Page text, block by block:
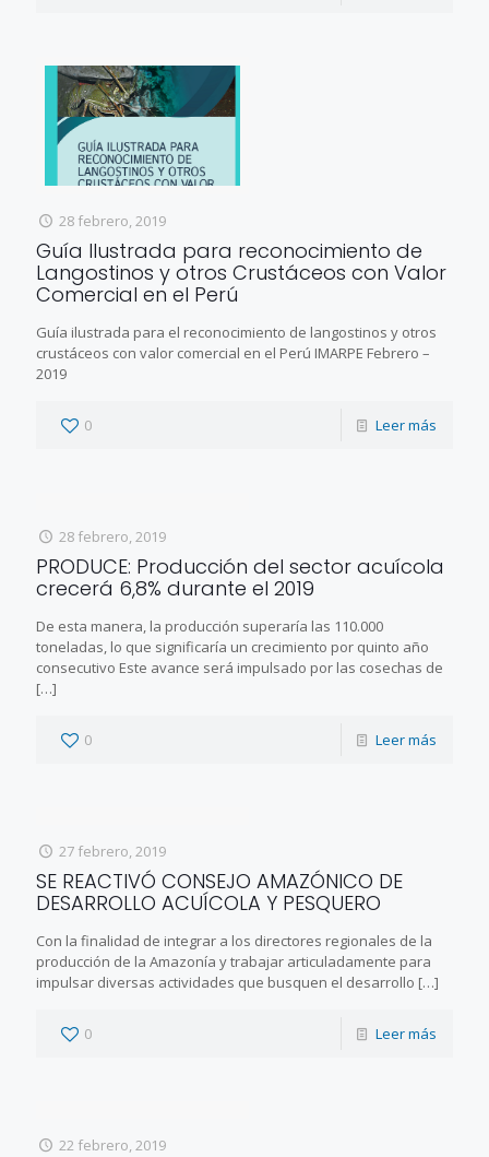
28 febrero, 2019
Guía Ilustrada para reconocimiento de
Langostinos y otros Crustáceos con Valor
Comercial en el Perú
Guía ilustrada para el reconocimiento de langostinos y otros
crustáceos con valor comercial en el Perú IMARPE Febrero –
2019
0 Leer más
28 febrero, 2019
PRODUCE: Producción del sector acuícola
crecerá 6,8% durante el 2019
De esta manera, la producción superaría las 110.000
toneladas, lo que significaría un crecimiento por quinto año
consecutivo Este avance será impulsado por las cosechas de
[…]
0 Leer más
27 febrero, 2019
SE REACTIVÓ CONSEJO AMAZÓNICO DE
DESARROLLO ACUÍCOLA Y PESQUERO
Con la finalidad de integrar a los directores regionales de la
producción de la Amazonía y trabajar articuladamente para
impulsar diversas actividades que busquen el desarrollo […]
0 Leer más
22 febrero, 2019